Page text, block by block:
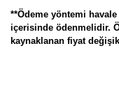
**Ödeme yöntemi
içerisinde ödenmelidir.
kaynaklanan fiyat